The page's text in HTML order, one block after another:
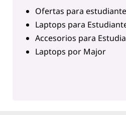
Ofertas para
Laptops para
Accesorios para
Laptops por Major